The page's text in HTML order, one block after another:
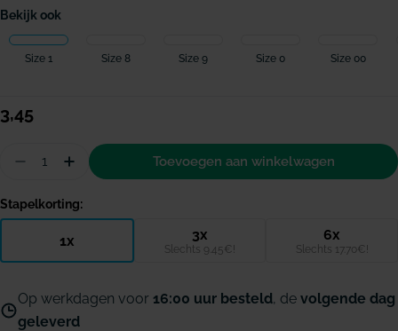
Bekijk ook
Size 1 Size 8 Size 9 Size 0 Size 00
Normale
3,45
Hoeveelheid
Aantal verminderen voor Piksters ragers Size 1
Hoeveelheid verhogen voor Piksters ragers
Toevoegen aan winkelwagen
Stapelkorting:
1x 3x
Slechts 9.45€!
6x
Slechts 17.70€!
Op werkdagen voor 16:00 uur besteld, de volgende dag
geleverd